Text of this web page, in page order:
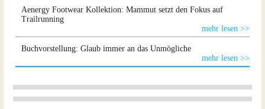
Aenergy Footwear Kollektion: Mammut setzt den Fokus auf
Trailrunning
mehr lesen >>
Buchvorstellung: Glaub immer an das Unmögliche
mehr lesen >>